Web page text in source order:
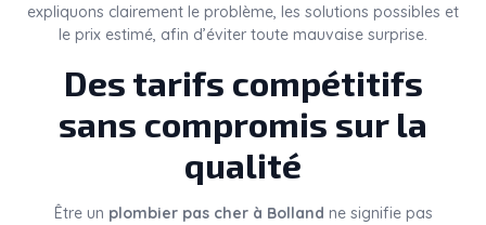
expliquons clairement le problème, les solutions possibles et
le prix estimé, afin d’éviter toute mauvaise surprise.
Des tarifs compétitifs
sans compromis sur la
qualité
Être un plombier pas cher à Bolland ne signifie pas